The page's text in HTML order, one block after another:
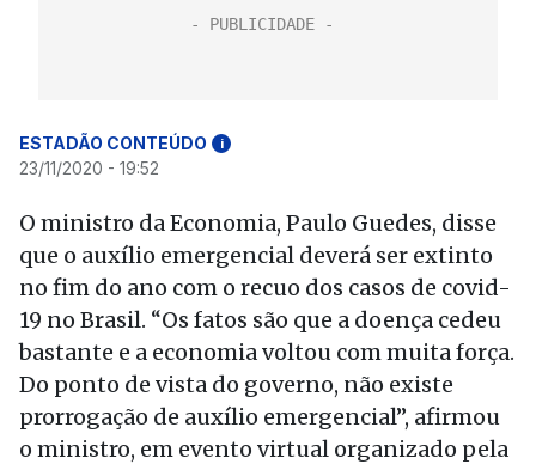
ESTADÃO CONTEÚDO i
23/11/2020 - 19:52
O ministro da Economia, Paulo Guedes, disse
que o auxílio emergencial deverá ser extinto
no fim do ano com o recuo dos casos de covid-
19 no Brasil. “Os fatos são que a doença cedeu
bastante e a economia voltou com muita força.
Do ponto de vista do governo, não existe
prorrogação de auxílio emergencial”, afirmou
o ministro, em evento virtual organizado pela